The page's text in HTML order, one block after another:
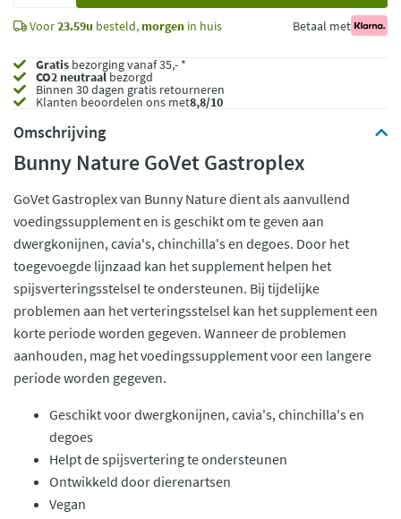
Voor23.59u besteld, morgen in huis Betaal met
Gratis bezorging vanaf 35,- *
CO2 neutraalbezorgd
Binnen 30 dagen gratis retourneren
Klanten beoordelen ons met8,8/10
Omschrijving
Bunny Nature GoVet Gastroplex
GoVet Gastroplex van Bunny Nature dient als aanvullend
voedingssupplement en is geschikt om te geven aan
dwergkonijnen, cavia's, chinchilla's en degoes. Door het
toegevoegde lijnzaad kan het supplement helpen het
spijsverteringsstelsel te ondersteunen. Bij tijdelijke
problemen aan het verteringsstelsel kan het supplement een
korte periode worden gegeven. Wanneer de problemen
aanhouden, mag het voedingssupplement voor een langere
periode worden gegeven.
Geschikt voor dwergkonijnen, cavia's, chinchilla's en
degoes
Helpt de spijsvertering te ondersteunen
Ontwikkeld door dierenartsen
Vegan